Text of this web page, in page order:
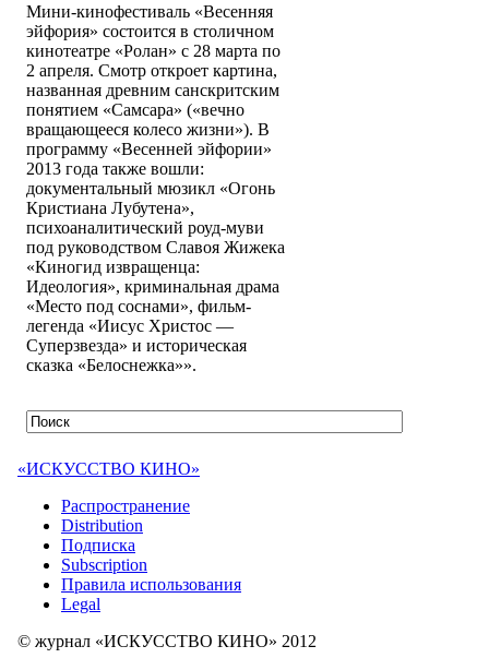
Мини-кинофестиваль «Весенняя
эйфория» состоится в столичном
кинотеатре «Ролан» с 28 марта по
2 апреля. Смотр откроет картина,
названная древним санскритским
понятием «Самсара» («вечно
вращающееся колесо жизни»). В
программу «Весенней эйфории»
2013 года также вошли:
документальный мюзикл «Огонь
Кристиана Лубутена»,
психоаналитический роуд-муви
под руководством Славоя Жижека
«Киногид извращенца:
Идеология», криминальная драма
«Место под соснами», фильм-
легенда «Иисус Христос —
Суперзвезда» и историческая
сказка «Белоснежка»».
«ИСКУССТВО КИНО»
Распространение
Distribution
Подписка
Subscription
Правила использования
Legal
© журнал «ИСКУССТВО КИНО» 2012